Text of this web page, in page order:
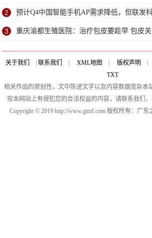
2 预计Q4中国智能手机AP需求降低，但联发
3 重庆渝都生殖医院：治疗包皮要趁早 包皮
关于我们 联系我们 XML地图 版权声明
TXT
相关作品的原创性、文中陈述文字以及内容数据庞杂本
现本网站上有侵犯您的合法权益的内容，请联系我们，
Copyright © 2019 http://www.gtrzf.com 版权所有：广东